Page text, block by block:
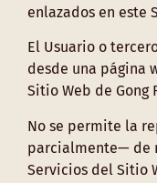
enlazados en este
El Usuario o
desde una página
Sitio Web de Gong
No se permite la
parcialmente— de
Servicios del Sitio